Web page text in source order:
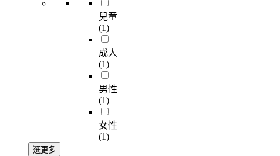
兒童
(1)
成人
(1)
男性
(1)
女性
(1)
選更多